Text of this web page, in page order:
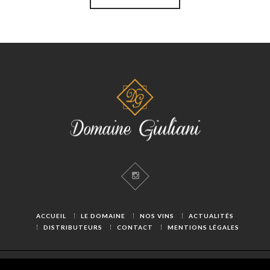
ACCUEIL LE DOMAINE NOS VINS
ACTUALITÉS
DISTRIBUTEURS
CONTACT MENTIONS LÉGALES